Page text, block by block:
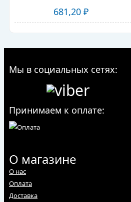
681,20 ₽
Мы в социальных сетях:
Принимаем к оплате:
О магазине
О нас
Оплата
Доставка